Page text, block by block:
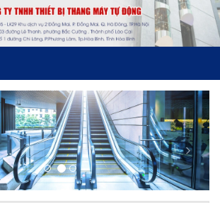
Next